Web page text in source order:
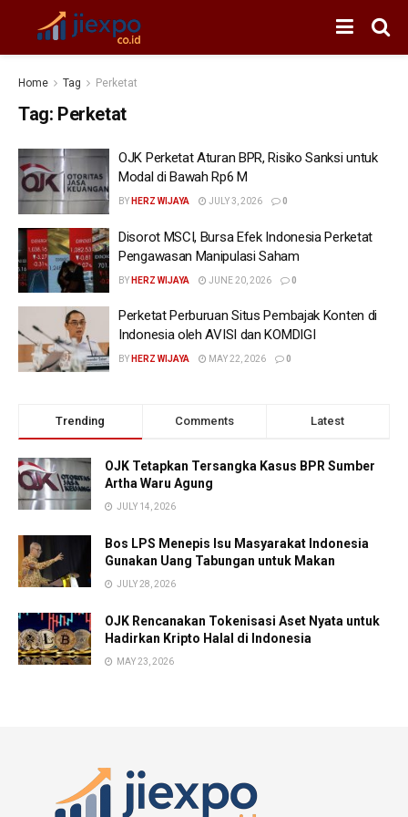
Home Tag Perketat
Tag: Perketat
OJK Perketat Aturan BPR, Risiko Sanksi untuk
Modal di Bawah Rp6 M
BY HERZ WIJAYA JULY 3, 2026 0
Disorot MSCI, Bursa Efek Indonesia Perketat
Pengawasan Manipulasi Saham
BY HERZ WIJAYA JUNE 20, 2026 0
Perketat Perburuan Situs Pembajak Konten di
Indonesia oleh AVISI dan KOMDIGI
BY HERZ WIJAYA MAY 22, 2026 0
Trending Comments Latest
OJK Tetapkan Tersangka Kasus BPR Sumber
Artha Waru Agung
JULY 14, 2026
Bos LPS Menepis Isu Masyarakat Indonesia
Gunakan Uang Tabungan untuk Makan
JULY 28, 2026
OJK Rencanakan Tokenisasi Aset Nyata untuk
Hadirkan Kripto Halal di Indonesia
MAY 23, 2026